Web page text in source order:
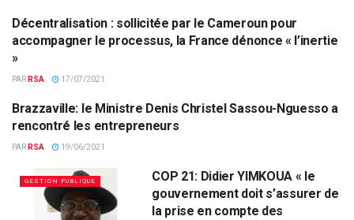
GESTION PUBLIQUE
Décentralisation : sollicitée par le Cameroun pour
accompagner le processus, la France dénonce « l’inertie
»
PAR RSA 17/07/2021
GESTION PUBLIQUE
Brazzaville: le Ministre Denis Christel Sassou-Nguesso a
rencontré les entrepreneurs
PAR RSA 19/06/2021
GESTION PUBLIQUE
COP 21: Didier YIMKOUA « le
gouvernement doit s’assurer de
la prise en compte des